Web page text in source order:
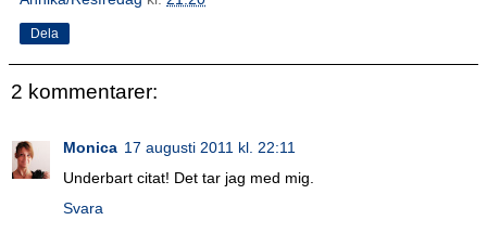
Dela
2 kommentarer:
Monica 17 augusti 2011 kl. 22:11
Underbart citat! Det tar jag med mig.
Svara